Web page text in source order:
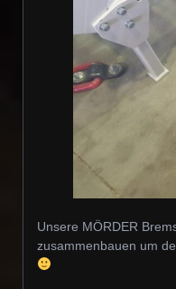
Unsere MÖRDER
zusammenbauen um